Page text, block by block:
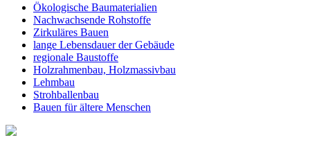
Ökologische Baumaterialien
Nachwachsende Rohstoffe
Zirkuläres Bauen
lange Lebensdauer der Gebäude
regionale Baustoffe
Holzrahmenbau, Holzmassivbau
Lehmbau
Strohballenbau
Bauen für ältere Menschen